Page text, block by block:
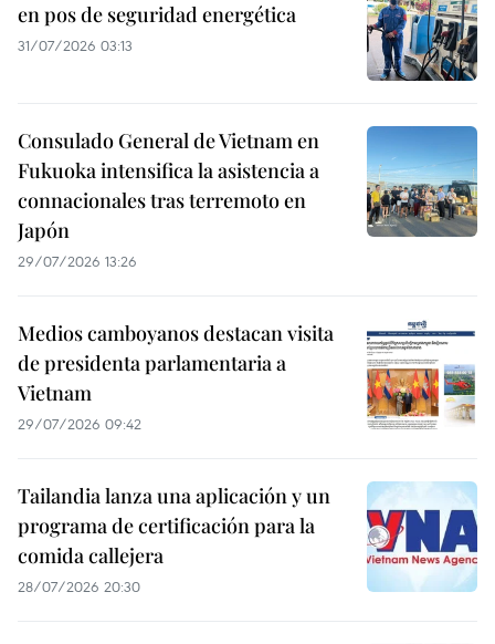
en pos de seguridad energética
31/07/2026 03:13
Consulado General de Vietnam en
Fukuoka intensifica la asistencia a
connacionales tras terremoto en
Japón
29/07/2026 13:26
Medios camboyanos destacan visita
de presidenta parlamentaria a
Vietnam
29/07/2026 09:42
Tailandia lanza una aplicación y un
programa de certificación para la
comida callejera
28/07/2026 20:30